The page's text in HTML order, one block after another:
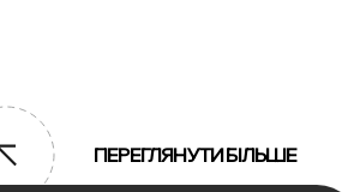
ПЕРЕГЛЯНУТИ БІЛЬШЕ